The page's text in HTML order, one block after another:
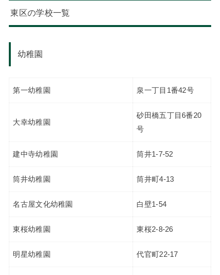
東区の学校一覧
幼稚園
第一幼稚園 泉一丁目1番42号
大幸幼稚園
砂田橋五丁目6番20
号
建中寺幼稚園 筒井1-7-52
筒井幼稚園 筒井町4-13
名古屋文化幼稚園 白壁1-54
東桜幼稚園 東桜2-8-26
明星幼稚園 代官町22-17